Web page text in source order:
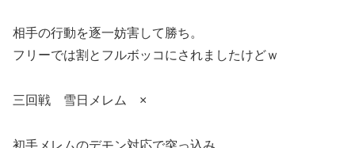
相手の行動を逐一妨害して勝ち。
フリーでは割とフルボッコにされましたけどｗ
三回戦 雪日メレム ×
初手メレムのデモン対応で突っ込み。